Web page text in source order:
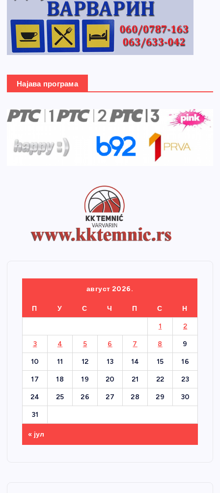
Најава програма
август 2026.
П У С Ч П С Н
1 2
3 4 5 6 7 8 9
10 11 12 13 14 15 16
17 18 19 20 21 22 23
24 25 26 27 28 29 30
31
« јул